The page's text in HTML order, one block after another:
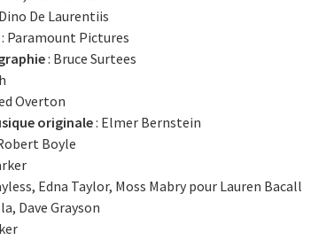
De Laurentiis
: Paramount Pictures
: Bruce Surtees
Overton
originale: Elmer Bernstein
Boyle
Edna Taylor, Moss Mabry pour Lauren Bacall
Dave Grayson